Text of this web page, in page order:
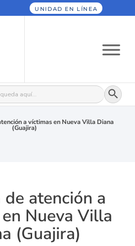
UNIDAD EN LÍNEA
Botón
a víctimas en Nueva Villa Diana
(Guajira)
de atención a
Nueva Villa
(Guajira)